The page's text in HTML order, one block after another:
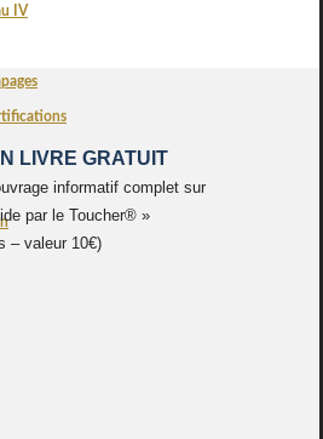
IV
LIVRE GRATUIT
informatif complet sur
par le Toucher® »
– valeur 10€)